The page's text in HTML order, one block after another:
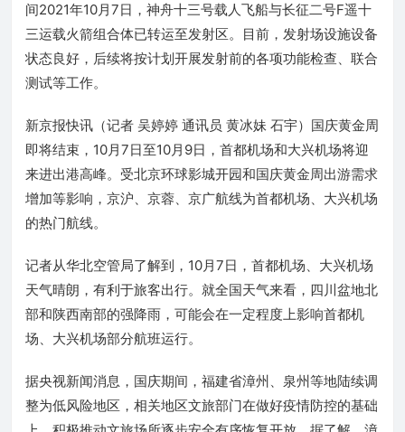
间2021年10月7日，神舟十三号载人飞船与长征二号F遥十
三运载火箭组合体已转运至发射区。目前，发射场设施设备
状态良好，后续将按计划开展发射前的各项功能检查、联合
测试等工作。
新京报快讯（记者 吴婷婷 通讯员 黄冰妹 石宇）国庆黄金周
即将结束，10月7日至10月9日，首都机场和大兴机场将迎
来进出港高峰。受北京环球影城开园和国庆黄金周出游需求
增加等影响，京沪、京蓉、京广航线为首都机场、大兴机场
的热门航线。
记者从华北空管局了解到，10月7日，首都机场、大兴机场
天气晴朗，有利于旅客出行。就全国天气来看，四川盆地北
部和陕西南部的强降雨，可能会在一定程度上影响首都机
场、大兴机场部分航班运行。
据央视新闻消息，国庆期间，福建省漳州、泉州等地陆续调
整为低风险地区，相关地区文旅部门在做好疫情防控的基础